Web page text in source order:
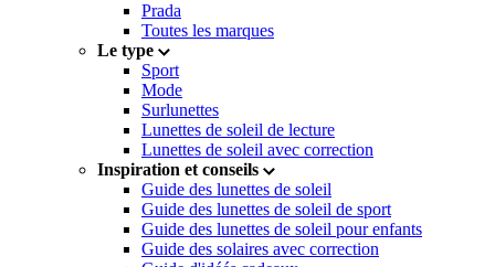
Prada
Toutes les marques
Le type
Sport
Mode
Surlunettes
Lunettes de soleil de lecture
Lunettes de soleil avec correction
Inspiration et conseils
Guide des lunettes de soleil
Guide des lunettes de soleil de sport
Guide des lunettes de soleil pour enfants
Guide des solaires avec correction